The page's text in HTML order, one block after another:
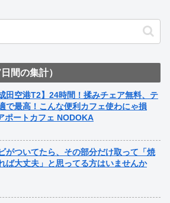
間の集計）
田空港T2】24時間！揉みチェア無料、テ
で最高！こんな便利カフェ使わにゃ損
ポートカフェ NODOKA
がついてたら、その部分だけ取って「焼
ば大丈夫」と思ってる方はいませんか